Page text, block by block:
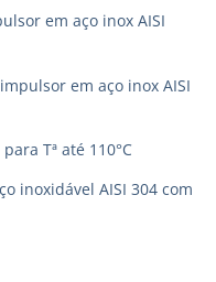
em aço inox AISI
em aço inox AISI
Tª até 110°C
inoxidável AISI 304 com